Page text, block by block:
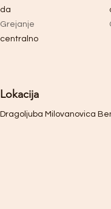
da
Grejanje
centralno
Lokacija
Dragoljuba Milovanovica